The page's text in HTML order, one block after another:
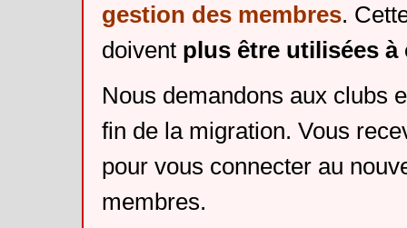
gestion des membres.
doivent plus être utilisées
Nous demandons aux clubs
fin de la migration. Vous
pour vous connecter au
membres.